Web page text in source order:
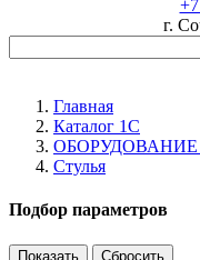
г.
Главная
Каталог 1С
Стулья
Подбор параметров